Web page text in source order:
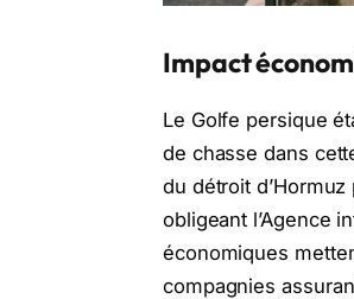
Impact
Le Golfe persique
de chasse dans
du détroit
obligeant l’Agence
économiques
compagnies